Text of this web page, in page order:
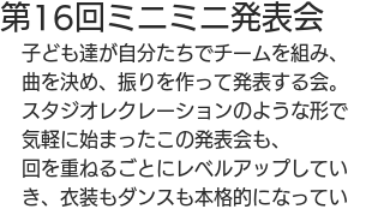
第16回ミニミニ発表会
子ども達が自分たちでチームを組み、
曲を決め、振りを作って発表する会。
スタジオレクレーションのような形で
気軽に始まったこの発表会も、
回を重ねるごとにレベルアップしてい
き、衣装もダンスも本格的になってい